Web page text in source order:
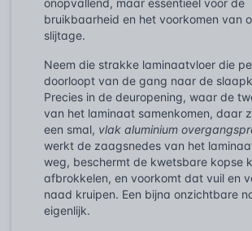
bruikbaarheid en het voorkomen van
slijtage.
Neem die strakke laminaatvloer die
doorloopt van de gang naar de
Precies in de deuropening, waar de
van het laminaat samenkomen, daar
een smal, vlak aluminium
werkt de zaagsnedes van het
weg, beschermt de kwetsbare kopse
afbrokkelen, en voorkomt dat vuil en
naad kruipen. Een bijna onzichtbare
eigenlijk.